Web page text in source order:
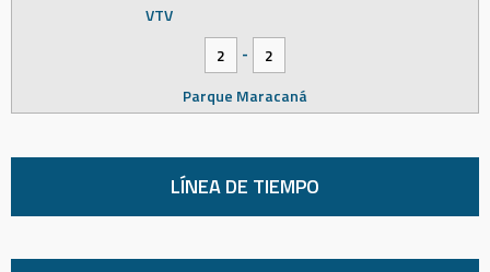
VTV
2
-
2
Parque Maracaná
LÍNEA DE TIEMPO